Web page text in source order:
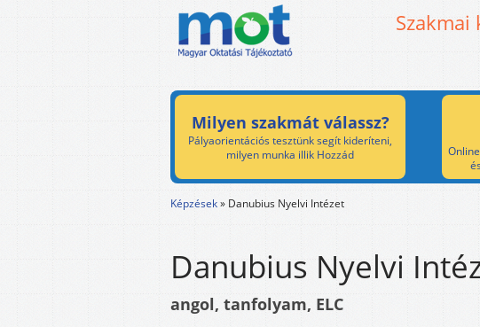
Szakmai
Milyen szakmát válassz?
Pályaorientációs tesztünk segít kideríteni,
milyen munka illik Hozzád
Képzések» Danubius Nyelvi Intézet
Danubius Nyelvi
angol, tanfolyam, ELC